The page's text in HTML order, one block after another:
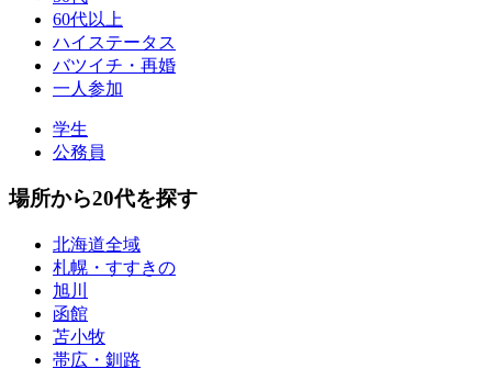
60代以上
ハイステータス
バツイチ・再婚
一人参加
学生
公務員
場所から20代を探す
北海道全域
札幌・すすきの
旭川
函館
苫小牧
帯広・釧路